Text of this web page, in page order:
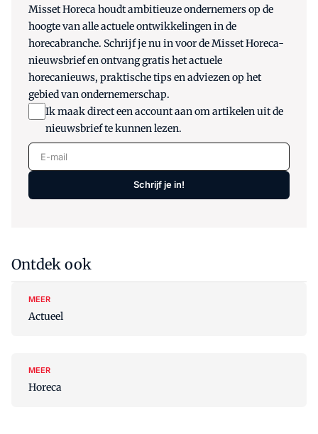
Misset Horeca houdt ambitieuze ondernemers op de
hoogte van alle actuele ontwikkelingen in de
horecabranche. Schrijf je nu in voor de Misset Horeca-
nieuwsbrief en ontvang gratis het actuele
horecanieuws, praktische tips en adviezen op het
gebied van ondernemerschap.
Ik maak direct een account aan om artikelen uit de
nieuwsbrief te kunnen lezen.
E-mail
Schrijf je in!
Ontdek ook
MEER
Actueel
MEER
Horeca